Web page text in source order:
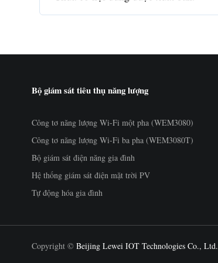
Bộ giám sát tiêu thụ năng lượng
Công tơ năng lượng Wi-Fi một pha (WEM3080)
Công tơ năng lượng Wi-Fi ba pha (WEM3080T)
Bộ giám sát điện năng gia đình
Hệ thống giám sát điện mặt trời PV
Tự động hóa gia đình
Copyright © Beijing Lewei IOT Technologies Co., Ltd.